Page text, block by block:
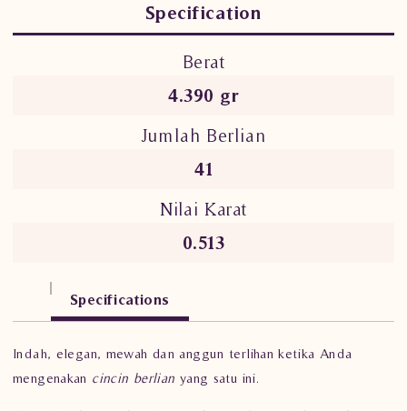
Specification
Berat
4.390 gr
Jumlah Berlian
41
Nilai Karat
0.513
Specifications
Indah, elegan, mewah dan anggun terlihan ketika Anda
mengenakan cincin berlian yang satu ini.